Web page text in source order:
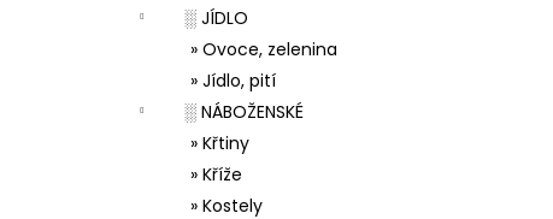
░ JÍDLO
» Ovoce, zelenina
» Jídlo, pití
░ NÁBOŽENSKÉ
» Křtiny
» Kříže
» Kostely